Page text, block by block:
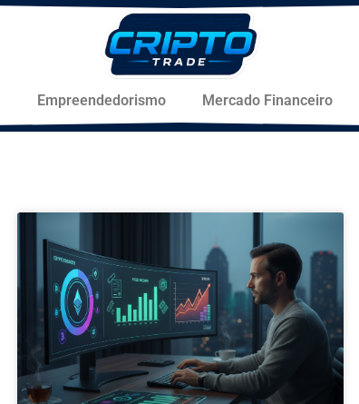
Empreendedorismo Mercado Financeiro